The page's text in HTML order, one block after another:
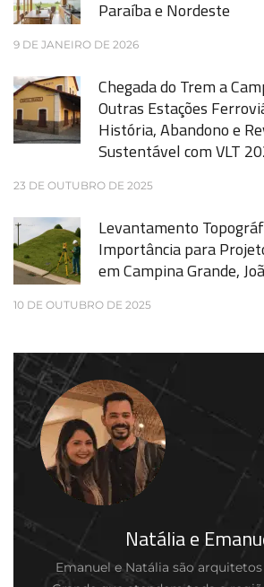
Paraíba e Nordeste
9 DE JANEIRO DE 2026
Chegada do Trem a
Outras Estações
História, Abandono e
Sustentável com VLT
23 DE OUTUBRO DE 2025
Levantamento
Importância para
em Campina Grande,
10 DE OUTUBRO DE 2025
Natália e
Emanuel e Natália são